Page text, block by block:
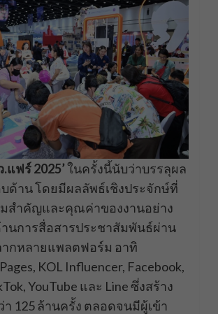
.แฟร์ 2025’ในครั้งนี้นับว่าบรรลุผล
บด้าน โดยมีผลลัพธ์เชิงประจักษ์ที่
สำคัญและคุณค่าของงานอย่าง
นการสื่อสารประชาสัมพันธ์ผ่าน
กหลายแพลตฟอร์ม อาทิ
KOL Influencer, Facebook,
YouTube และ Line ซึ่งสร้าง
า 125 ล้านครั้ง ตลอดจนมีผู้เข้า